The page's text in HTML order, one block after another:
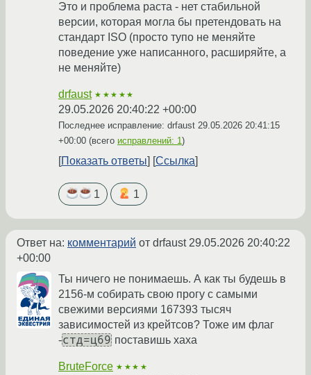
Это и проблема раста - нет стабильной
версии, которая могла бы претендовать на
стандарт ISO (просто тупо не меняйте
поведение уже написанного, расширяйте, а
не меняйте)
drfaust ★★★★★
29.05.2026 20:40:22 +00:00
Последнее исправление: drfaust 29.05.2026 20:41:15
+00:00 (всего исправлений: 1)
Показать ответы Ссылка
1 1
Ответ на: комментарий от drfaust 29.05.2026 20:40:22
+00:00
Ты ничего не понимаешь. А как ты будешь в
2156-м собирать свою прогу с самыми
свежими версиями 167393 тысяч
зависимостей из крейтсов? Тоже им флаг
-стд=ц69 поставишь хаха
BruteForce ★★★★